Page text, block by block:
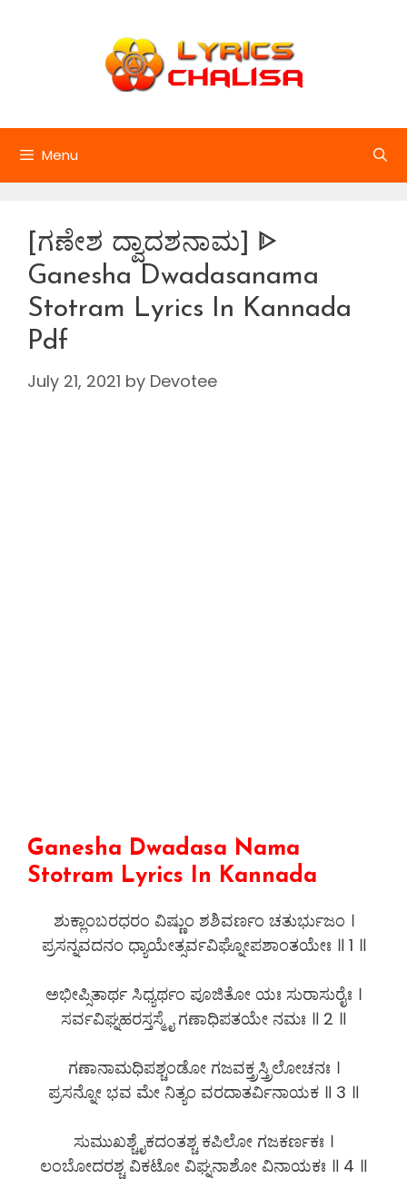
Menu
[ಗಣೇಶ ದ್ವಾದಶನಾಮ] ᐈ
Ganesha Dwadasanama
Stotram Lyrics In Kannada
Pdf
July 21, 2021 by Devotee
Ganesha Dwadasa Nama
Stotram Lyrics In Kannada
ಶುಕ್ಲಾಂಬರಧರಂ ವಿಷ್ಣುಂ ಶಶಿವರ್ಣಂ ಚತುರ್ಭುಜಂ ।
ಪ್ರಸನ್ನವದನಂ ಧ್ಯಾಯೇತ್ಸರ್ವವಿಘ್ನೋಪಶಾಂತಯೇಃ ॥ 1 ॥
ಅಭೀಪ್ಸಿತಾರ್ಥ ಸಿಧ್ಯರ್ಥಂ ಪೂಜಿತೋ ಯಃ ಸುರಾಸುರೈಃ ।
ಸರ್ವವಿಘ್ನಹರಸ್ತಸ್ಮೈ ಗಣಾಧಿಪತಯೇ ನಮಃ ॥ 2 ॥
ಗಣಾನಾಮಧಿಪಶ್ಚಂಡೋ ಗಜವಕ್ತ್ರಸ್ತ್ರಿಲೋಚನಃ ।
ಪ್ರಸನ್ನೋ ಭವ ಮೇ ನಿತ್ಯಂ ವರದಾತರ್ವಿನಾಯಕ ॥ 3 ॥
ಸುಮುಖಶ್ಚೈಕದಂತಶ್ಚ ಕಪಿಲೋ ಗಜಕರ್ಣಕಃ ।
ಲಂಬೋದರಶ್ಚ ವಿಕಟೋ ವಿಘ್ನನಾಶೋ ವಿನಾಯಕಃ ॥ 4 ॥